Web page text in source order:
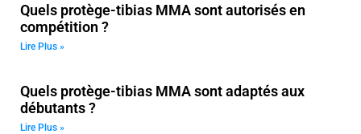
Quels protège-tibias MMA sont autorisés en
compétition ?
Lire Plus »
Quels protège-tibias MMA sont adaptés aux
débutants ?
Lire Plus »